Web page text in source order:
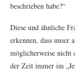
beschrieben habe?“
Diese und ähnliche
erkennen, dass unser
möglicherweise nicht
der Zeit immer im